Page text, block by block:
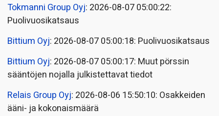
Tokmanni Group Oyj: 2026-08-07 05:00:22:
Puolivuosikatsaus
Bittium Oyj: 2026-08-07 05:00:18: Puolivuosikatsaus
Bittium Oyj: 2026-08-07 05:00:17: Muut pörssin
sääntöjen nojalla julkistettavat tiedot
Relais Group Oyj: 2026-08-06 15:50:10: Osakkeiden
ääni- ja kokonaismäärä